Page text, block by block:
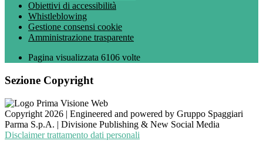
Obiettivi di accessibilità
Whistleblowing
Gestione consensi cookie
Amministrazione trasparente
Pagina visualizzata 6106 volte
Sezione Copyright
Copyright 2026 | Engineered and powered by Gruppo Spaggiari
Parma S.p.A. | Divisione Publishing & New Social Media
Disclaimer trattamento dati personali